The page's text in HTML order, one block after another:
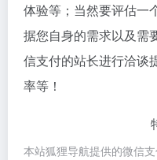
体验等；当然要评估一
据您自身的需求以及需
信支付的站长进行洽谈
率等！
本站狐狸导航提供的微信